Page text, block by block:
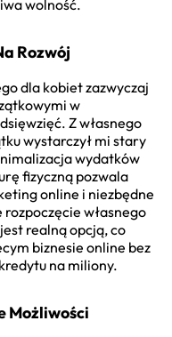
wolność.
Rozwój
dla kobiet zazwyczaj
w
Z własnego
wystarczył mi stary
wydatków
fizyczną pozwala
online i niezbędne
własnego
realną opcją, co
biznesie online bez
na miliony.
Możliwości